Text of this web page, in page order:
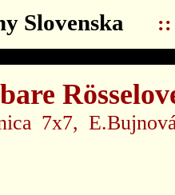
Slovenska ::
7x7,